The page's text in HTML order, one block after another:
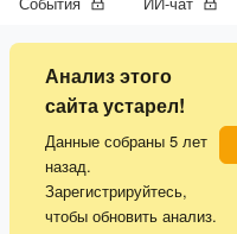
Анализ этого
сайта устарел!
Данные собраны 5 лет
назад.
Зарегистрируйтесь,
чтобы обновить анализ.